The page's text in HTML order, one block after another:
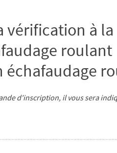
vérification à
roulant
échafaudage
d'inscription, il vous sera